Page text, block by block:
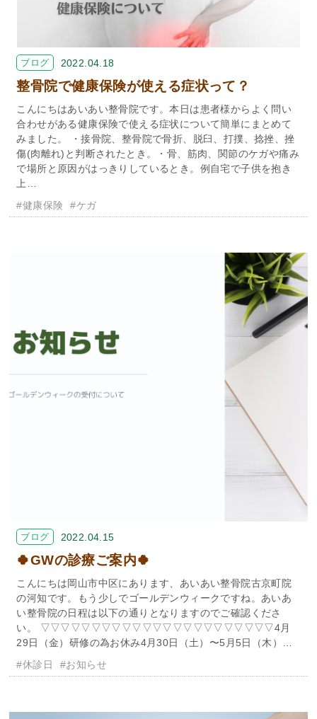
ブログ 2022.04.18
整骨院で健康保険が使える症状って？
こんにちはあいあい整骨院です。本日は患者様からよく問い
合わせがある健康保険で使える症状について簡単にまとめて
みました。 ・接骨院、整骨院で骨折、脱臼、打撲、捻挫、挫
傷(肉離れ)と判断されたとき。・骨、筋肉、関節のケガや痛み
で場所と原因がはっきりしているとき。例自宅で子供を抱き
上…
#健康保険
#ケガ
ブログ 2022.04.15
🍀GWの診療ご案内🍀
こんにちは岡山市中区にあります、あいあい整骨院古京町院
の河知です。もう少しでゴールデンウィークですね。あいあ
い整骨院の日程は以下の通りとなりますのでご確認くださ
い。 ▽▽▽▽▽▽▽▽▽▽▽▽▽▽▽▽▽▽▽▽▽▽▽4月
29日（金）研修の為お休み4月30日（土）〜5月5日（木）…
#休診日
#お知らせ